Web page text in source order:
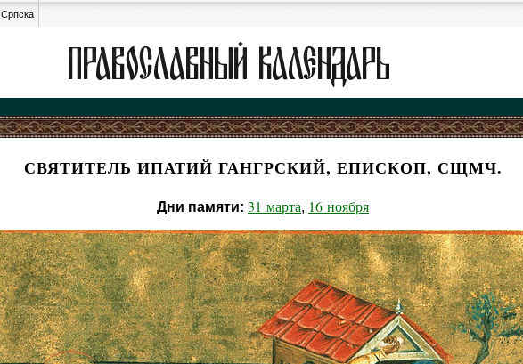
Српска
СВЯТИТЕЛЬ ИПАТИЙ ГАНГРСКИЙ, ЕПИСКОП, СЩМЧ.
Дни памяти: 31 марта, 16 ноября